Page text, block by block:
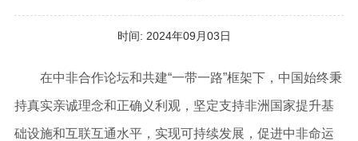
时间: 2024年09月03日
在中非合作论坛和共建“一带一路”框架下，中国始终秉
持真实亲诚理念和正确义利观，坚定支持非洲国家提升基
础设施和互联互通水平，实现可持续发展，促进中非命运